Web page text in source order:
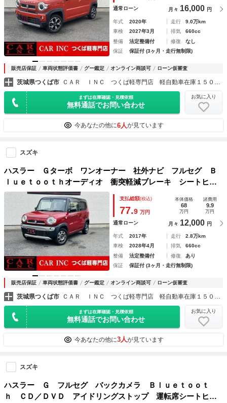
通常ローン
月々 16,000 円
年式 2020年 走行
9.0万km
車検
2027年3月 排気
660cc
整備
法定整備付 修復
なし
保証
保証付 (3ヶ月・走行無制限)
販売店保証 車両状態評価書 グー鑑定 オンライン商談可 ローン仮審査
茨城県つくば市 ＣＡＲ ＩＮＣ つくば軽専門店 軽自動車在庫１５０台以上
まずは在庫確認・見積依頼
無料通話でお問い合わせ
お気に入り
今あなたの他に6人が見ています
スズキ
ハスラー Ｇターボ ワンオーナー 社外ナビ フルセグ Ｂ
ｌｕｅｔｏｏｔｈオーディオ 衝突軽減ブレーキ シートヒー
ター オートライト 純正１５インチアルミホイール アイド
リングストップ スマートキー プッシュスタート
支払総額(税込)
77.9 万円
本体価格
68
万円
諸費用
9.9
万円
通常ローン 月々 12,000 円
年式 2017年 走行
2.8万km
車検
2028年4月 排気
660cc
整備
法定整備付 修復
あり
保証
保証付 (3ヶ月・走行無制限)
販売店保証 車両状態評価書 グー鑑定 オンライン商談可 ローン仮審査
茨城県つくば市 ＣＡＲ ＩＮＣ つくば軽専門店 軽自動車在庫１５０台以上
まずは在庫確認・見積依頼
無料通話でお問い合わせ
お気に入り
今あなたの他に3人が見ています
スズキ
ハスラー Ｇ フルセグ バックカメラ Ｂｌｕｅｔｏｏｔ
ｈ ＣＤ／ＤＶＤ アイドリングストップ 運転席シートヒー